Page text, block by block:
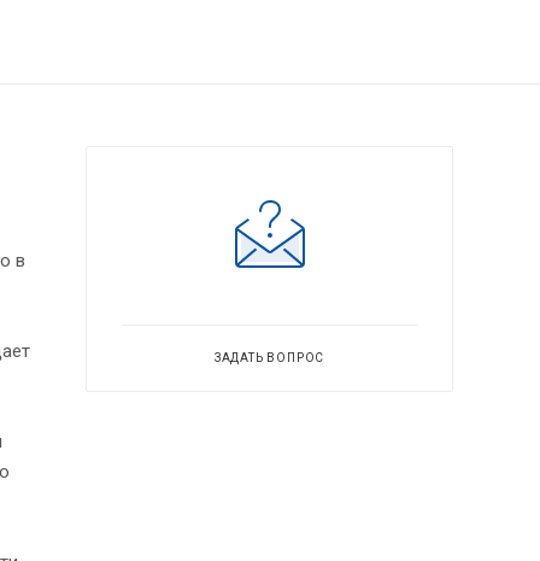
в
ЗАДАТЬ ВОПРОС